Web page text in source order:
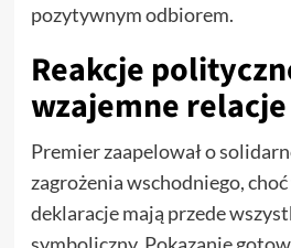
pozytywnym odbiorem.
Reakcje
wzajemne
Premier zaapelował o
zagrożenia wschodniego,
deklaracje mają przede
symboliczny. Pokazanie